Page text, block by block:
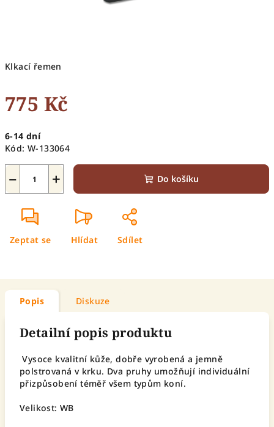
Klkací řemen
775 Kč
cena:
6-14 dní
Kód: W-133064
+
− Do košíku
Zeptat se Hlídat Sdílet
Popis Diskuze
Detailní popis produktu
Vysoce kvalitní kůže, dobře vyrobená a jemně
polstrovaná v krku. Dva pruhy umožňují individuální
přizpůsobení téměř všem typům koní.
Velikost: WB